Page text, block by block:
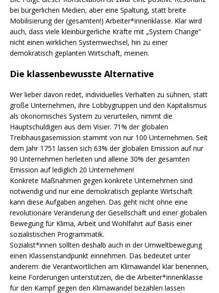
bei bürgerlichen Medien, aber eine Spaltung, statt breite
Mobilisierung der (gesamten!) Arbeiter*innenklasse. Klar wird
auch, dass viele kleinbürgerliche Kräfte mit „System Change“
nicht einen wirklichen Systemwechsel, hin zu einer
demokratisch geplanten Wirtschaft, meinen.
Die klassenbewusste Alternative
Wer lieber davon redet, individuelles Verhalten zu sühnen, statt
große Unternehmen, ihre Lobbygruppen und den Kapitalismus
als ökonomisches System zu verurteilen, nimmt die
Hauptschuldigen aus dem Visier. 71% der globalen
Treibhausgasemission stammt von nur 100 Unternehmen. Seit
dem Jahr 1751 lassen sich 63% der globalen Emission auf nur
90 Unternehmen herleiten und alleine 30% der gesamten
Emission auf lediglich 20 Unternehmen!
Konkrete Maßnahmen gegen konkrete Unternehmen sind
notwendig und nur eine demokratisch geplante Wirtschaft
kann diese Aufgaben angehen. Das geht nicht ohne eine
revolutionäre Veränderung der Gesellschaft und einer globalen
Bewegung für Klima, Arbeit und Wohlfahrt auf Basis einer
sozialistischen Programmatik.
Sozialist*innen sollten deshalb auch in der Umweltbewegung
einen Klassenstandpunkt einnehmen. Das bedeutet unter
anderem: die Verantwortlichen am Klimawandel klar benennen,
keine Forderungen unterstützen, die die Arbeiter*innenklasse
für den Kampf gegen den Klimawandel bezahlen lassen